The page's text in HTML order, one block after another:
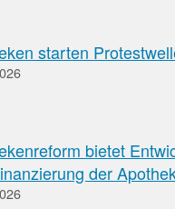
starten
bietet
der